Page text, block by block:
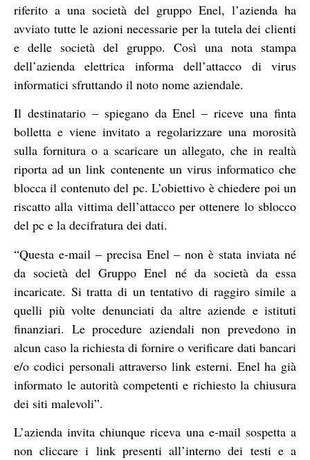
riferito a una società del gruppo Enel, l’azienda ha
avviato tutte le azioni necessarie per la tutela dei clienti
e delle società del gruppo. Così una nota stampa
dell’azienda elettrica informa dell’attacco di virus
informatici sfruttando il noto nome aziendale.
Il destinatario – spiegano da Enel – riceve una finta
bolletta e viene invitato a regolarizzare una morosità
sulla fornitura o a scaricare un allegato, che in realtà
riporta ad un link contenente un virus informatico che
blocca il contenuto del pc. L’obiettivo è chiedere poi un
riscatto alla vittima dell’attacco per ottenere lo sblocco
del pc e la decifratura dei dati.
“Questa e-mail – precisa Enel – non è stata inviata né
da società del Gruppo Enel né da società da essa
incaricate. Si tratta di un tentativo di raggiro simile a
quelli più volte denunciati da altre aziende e istituti
finanziari. Le procedure aziendali non prevedono in
alcun caso la richiesta di fornire o verificare dati bancari
e/o codici personali attraverso link esterni. Enel ha già
informato le autorità competenti e richiesto la chiusura
dei siti malevoli”.
L’azienda invita chiunque riceva una e-mail sospetta a
non cliccare i link presenti all’interno dei testi e a